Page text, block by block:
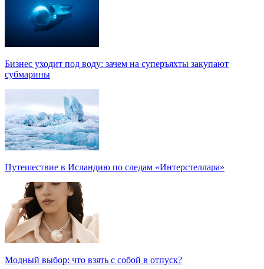
Бизнес уходит под воду: зачем на суперъяхты закупают
субмарины
Путешествие в Исландию по следам «Интерстеллара»
Модный выбор: что взять с собой в отпуск?